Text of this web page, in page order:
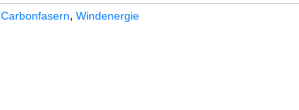
Carbonfasern, Windenergie